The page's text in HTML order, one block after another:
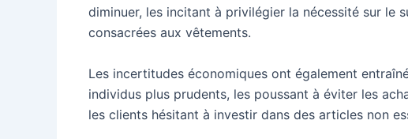
diminuer, les incitant à privilégier la nécessité sur le
consacrées aux vêtements.
Les incertitudes économiques ont également
individus plus prudents, les poussant à éviter les
les clients hésitant à investir dans des articles non